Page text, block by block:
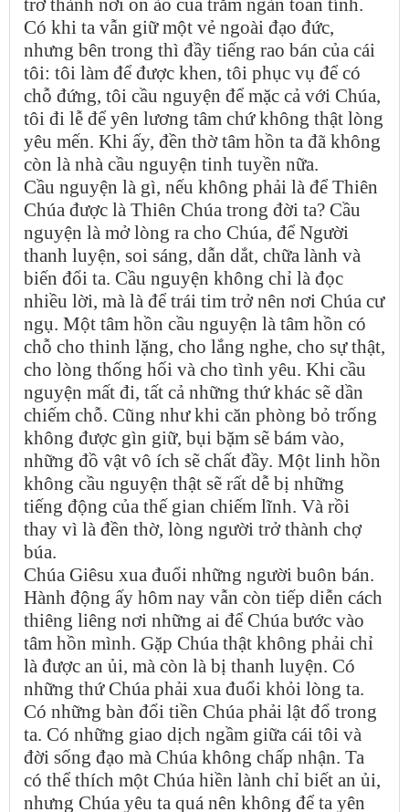
Có khi ta vẫn giữ một vẻ ngoài đạo đức,
nhưng bên trong thì đầy tiếng rao bán của cái
tôi: tôi làm để được khen, tôi phục vụ để có
chỗ đứng, tôi cầu nguyện để mặc cả với Chúa,
tôi đi lễ để yên lương tâm chứ không thật lòng
yêu mến. Khi ấy, đền thờ tâm hồn ta đã không
còn là nhà cầu nguyện tinh tuyền nữa.
Cầu nguyện là gì, nếu không phải là để Thiên
Chúa được là Thiên Chúa trong đời ta? Cầu
nguyện là mở lòng ra cho Chúa, để Người
thanh luyện, soi sáng, dẫn dắt, chữa lành và
biến đổi ta. Cầu nguyện không chỉ là đọc
nhiều lời, mà là để trái tim trở nên nơi Chúa cư
ngụ. Một tâm hồn cầu nguyện là tâm hồn có
chỗ cho thinh lặng, cho lắng nghe, cho sự thật,
cho lòng thống hối và cho tình yêu. Khi cầu
nguyện mất đi, tất cả những thứ khác sẽ dần
chiếm chỗ. Cũng như khi căn phòng bỏ trống
không được gìn giữ, bụi bặm sẽ bám vào,
những đồ vật vô ích sẽ chất đầy. Một linh hồn
không cầu nguyện thật sẽ rất dễ bị những
tiếng động của thế gian chiếm lĩnh. Và rồi
thay vì là đền thờ, lòng người trở thành chợ
búa.
Chúa Giêsu xua đuổi những người buôn bán.
Hành động ấy hôm nay vẫn còn tiếp diễn cách
thiêng liêng nơi những ai để Chúa bước vào
tâm hồn mình. Gặp Chúa thật không phải chỉ
là được an ủi, mà còn là bị thanh luyện. Có
những thứ Chúa phải xua đuổi khỏi lòng ta.
Có những bàn đổi tiền Chúa phải lật đổ trong
ta. Có những giao dịch ngầm giữa cái tôi và
đời sống đạo mà Chúa không chấp nhận. Ta
có thể thích một Chúa hiền lành chỉ biết an ủi,
nhưng Chúa yêu ta quá nên không để ta yên